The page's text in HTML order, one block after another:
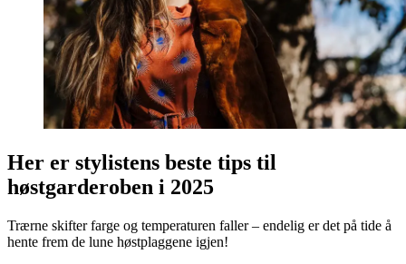
Her er stylistens beste tips til
høstgarderoben i 2025
Trærne skifter farge og temperaturen faller – endelig er det på tide å
hente frem de lune høstplaggene igjen!